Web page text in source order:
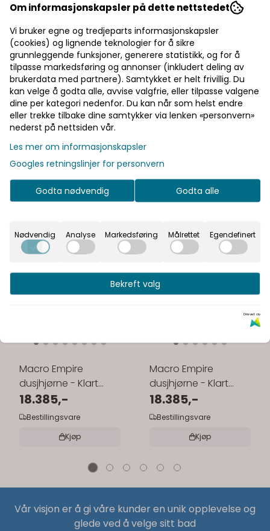
Macro Empire
dusjhjørne - Klart
glass med sprosser
18.385,-
Bestillingsvare
Kjøp
Macro Empire
dusjhjørne - Klart
glass uten sprosser
18.385,-
Bestillingsvare
Kjøp
Vår visjon er å gi våre kunder en unik opplevelse og
glede ved å velge sitt bad
Om informasjonskapsler på dette nettstedet
Vi bruker egne og tredjeparts informasjonskapsler
(cookies) og lignende teknologier for å sikre
grunnleggende funksjoner, generere statistikk, og for å
tilpasse markedsføring og annonser (inkludert deling av
brukerdata med partnere). Samtykket er helt frivillig. Du
kan velge å godta alle, avvise valgfrie, eller tilpasse valgene
dine per kategori nedenfor. Du kan når som helst endre
eller trekke tilbake dine samtykker via lenken «personvern»
nederst på nettsiden vår.
Les mer om informasjonskapsler
Googles retningslinjer for personvern
Godta nødvendig Godta alle
Nødvendig Analyse Markedsføring Målrettet Egendefinert
Bekreft valg
Drevet av